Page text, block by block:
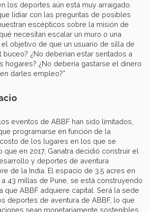
los deportes aún está muy arraigado.
lidiar con las preguntas de posibles
escépticos sobre la misión de
necesitan escalar un muro o una
el objetivo de que un usuario de silla de
buceo? ¿No deberían estar sentados a
hogares? ¿No debería gastarse el dinero
darles empleo?”
eventos de ABBF han sido limitados,
programarse en función de la
de los lugares en los que se
que en 2017, Ganatra decidió construir el
y deportes de aventura
de la India. El espacio de 3.5 acres en
43 millas de Pune, se está construyendo
que ABBF adquiere capital. Será la sede
deportes de aventura de ABBF, lo que
sean monetariamente sostenibles